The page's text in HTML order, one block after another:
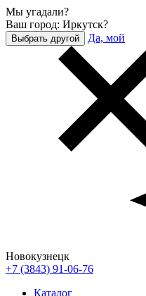
Мы угадали?
Ваш город: Иркутск?
Выбрать другой Да, мой
Новокузнецк
+7 (3843) 91-06-76
Каталог